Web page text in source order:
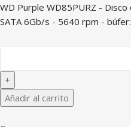
WD Purple WD85PURZ -
SATA 6Gb/s - 5640 rpm -
Añadir al carrito